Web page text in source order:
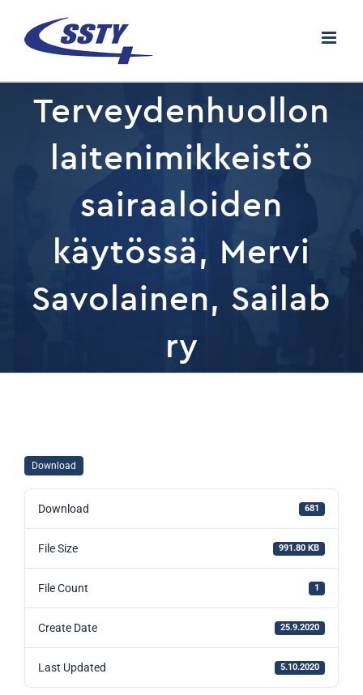
content
Terveydenhuollon
laitenimikkeistö
sairaaloiden
käytössä, Mervi
Savolainen, Sailab
ry
Download
Download 681
File Size 991.80 KB
File Count 1
Create Date 25.9.2020
Last Updated 5.10.2020